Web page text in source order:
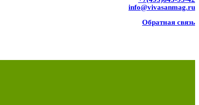
info@vivasanmag.ru
Обратная связь